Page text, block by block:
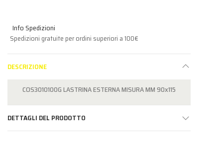
Info Spedizioni
Spedizioni gratuite per ordini superiori a 100€
DESCRIZIONE
COS3010100G LASTRINA ESTERNA MISURA MM 90x115
DETTAGLI DEL PRODOTTO